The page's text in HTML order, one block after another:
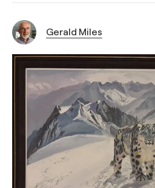
Gerald Miles